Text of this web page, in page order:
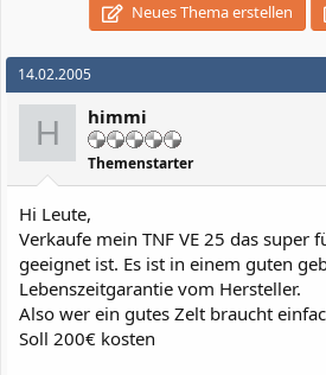
Neues Thema erstellen
14.02.2005
H himmi
Themenstarter
Hi Leute,
Verkaufe mein TNF VE 25 das super
geeignet ist. Es ist in einem guten
Lebenszeitgarantie vom Hersteller.
Also wer ein gutes Zelt braucht
Soll 200€ kosten